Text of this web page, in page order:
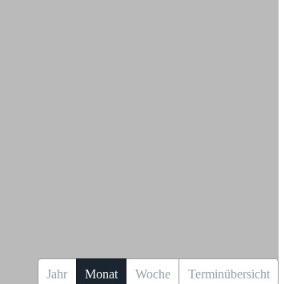
Jahr Monat Woche Terminübersicht